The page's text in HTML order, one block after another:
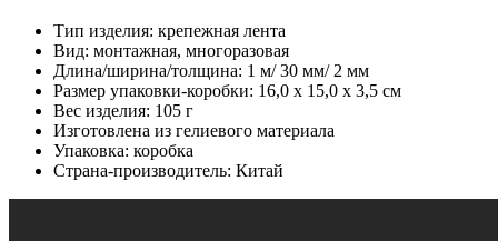
Тип изделия: крепежная лента
Вид: монтажная, многоразовая
Длина/ширина/толщина: 1 м/ 30 мм/ 2 мм
Размер упаковки-коробки: 16,0 x 15,0 x 3,5 см
Вес изделия: 105 г
Изготовлена из гелиевого материала
Упаковка: коробка
Страна-производитель: Китай